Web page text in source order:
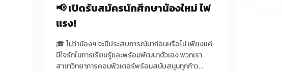
📢 เปิดรับสมัครนักศึกษาน้องใหม่ ไฟ
แรง!
🎓 ไม่ว่าน้องๆ จะมีประสบการณ์มาก่อนหรือไม่ เพียงแค่
มีใจรักในการเรียนรู้และพร้อมพัฒนาตัวเอง พวกเรา
สาขาวิทยาการคอมพิวเตอร์พร้อมสนับสนุนทุกก้าว...